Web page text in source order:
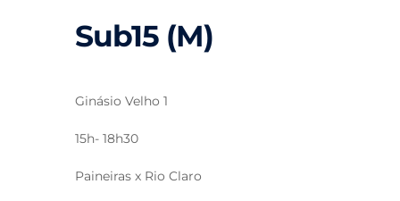
Sub15 (M)
Ginásio Velho 1
15h- 18h30
Paineiras x Rio Claro